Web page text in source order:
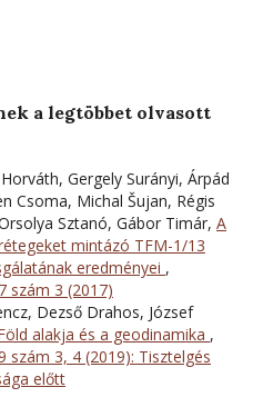
a legtöbbet olvasott
Gergely Surányi, Árpád
Csoma, Michal Šujan, Régis
Sztanó, Gábor Timár, A
mintázó TFM-1/13
eredményei ,
szám 3 (2017)
Dezső Drahos, József
alakja és a geodinamika ,
szám 3, 4 (2019): Tisztelgés
előtt